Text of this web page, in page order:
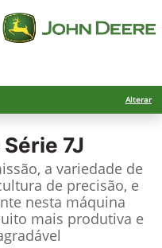
Alterar
Série 7J
a variedade de
de precisão, e
nesta máquina
mais produtiva e